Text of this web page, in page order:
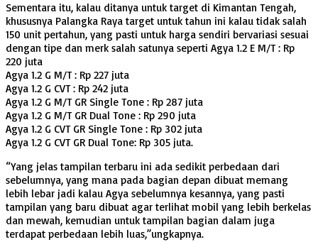
Sementara itu, kalau ditanya untuk target di Kimantan Tengah,
khususnya Palangka Raya target untuk tahun ini kalau tidak salah
150 unit pertahun, yang pasti untuk harga sendiri bervariasi sesuai
dengan tipe dan merk salah satunya seperti Agya 1.2 E M/T : Rp
220 juta
Agya 1.2 G M/T : Rp 227 juta
Agya 1.2 G CVT : Rp 242 juta
Agya 1.2 G M/T GR Single Tone : Rp 287 juta
Agya 1.2 G M/T GR Dual Tone : Rp 290 juta
Agya 1.2 G CVT GR Single Tone : Rp 302 juta
Agya 1.2 G CVT GR Dual Tone: Rp 305 juta.
“Yang jelas tampilan terbaru ini ada sedikit perbedaan dari
sebelumnya, yang mana pada bagian depan dibuat memang
lebih lebar jadi kalau Agya sebelumnya kesannya, yang pasti
tampilan yang baru dibuat agar terlihat mobil yang lebih berkelas
dan mewah, kemudian untuk tampilan bagian dalam juga
terdapat perbedaan lebih luas,”ungkapnya.